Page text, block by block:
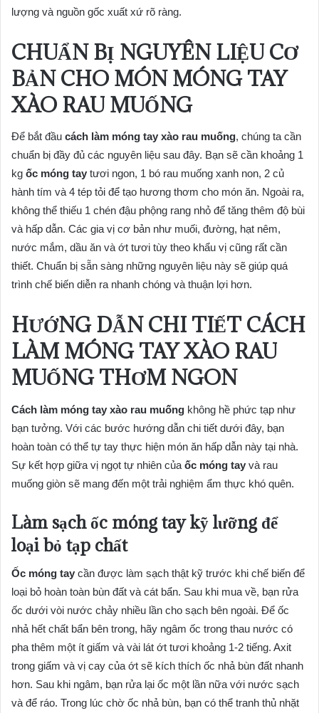
lượng và nguồn gốc xuất xứ rõ ràng.
CHUẨN BỊ NGUYÊN LIỆU CƠ
BẢN CHO MÓN MÓNG TAY
XÀO RAU MUỐNG
Để bắt đầu cách làm móng tay xào rau muống, chúng ta cần
chuẩn bị đầy đủ các nguyên liệu sau đây. Bạn sẽ cần khoảng 1
kg ốc móng tay tươi ngon, 1 bó rau muống xanh non, 2 củ
hành tím và 4 tép tỏi để tạo hương thơm cho món ăn. Ngoài ra,
không thể thiếu 1 chén đậu phộng rang nhỏ để tăng thêm độ bùi
và hấp dẫn. Các gia vị cơ bản như muối, đường, hạt nêm,
nước mắm, dầu ăn và ớt tươi tùy theo khẩu vị cũng rất cần
thiết. Chuẩn bị sẵn sàng những nguyên liệu này sẽ giúp quá
trình chế biến diễn ra nhanh chóng và thuận lợi hơn.
HƯỚNG DẪN CHI TIẾT CÁCH
LÀM MÓNG TAY XÀO RAU
MUỐNG THƠM NGON
Cách làm móng tay xào rau muống không hề phức tạp như
bạn tưởng. Với các bước hướng dẫn chi tiết dưới đây, bạn
hoàn toàn có thể tự tay thực hiện món ăn hấp dẫn này tại nhà.
Sự kết hợp giữa vị ngọt tự nhiên của ốc móng tay và rau
muống giòn sẽ mang đến một trải nghiệm ẩm thực khó quên.
Làm sạch ốc móng tay kỹ lưỡng để
loại bỏ tạp chất
Ốc móng tay cần được làm sạch thật kỹ trước khi chế biến để
loại bỏ hoàn toàn bùn đất và cát bẩn. Sau khi mua về, bạn rửa
ốc dưới vòi nước chảy nhiều lần cho sạch bên ngoài. Để ốc
nhả hết chất bẩn bên trong, hãy ngâm ốc trong thau nước có
pha thêm một ít giấm và vài lát ớt tươi khoảng 1-2 tiếng. Axit
trong giấm và vị cay của ớt sẽ kích thích ốc nhả bùn đất nhanh
hơn. Sau khi ngâm, bạn rửa lại ốc một lần nữa với nước sạch
và để ráo. Trong lúc chờ ốc nhả bùn, bạn có thể tranh thủ nhặt